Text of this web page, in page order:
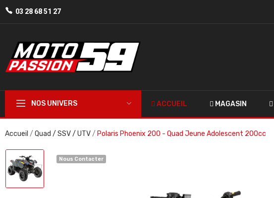
03 28 68 51 27
NOS UNIVERS ACCUEIL MAGASIN
Accueil Quad / SSV / UTV Polaris Phoenix 200 - Quad Jeune Adolescent 200cc
Nous Contacter